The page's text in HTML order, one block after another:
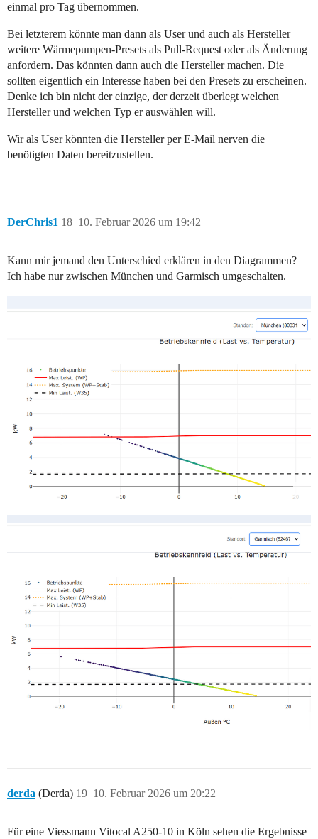
einmal pro Tag übernommen.
Bei letzterem könnte man dann als User und auch als Hersteller
weitere Wärmepumpen-Presets als Pull-Request oder als Änderung
anfordern. Das könnten dann auch die Hersteller machen. Die
sollten eigentlich ein Interesse haben bei den Presets zu erscheinen.
Denke ich bin nicht der einzige, der derzeit überlegt welchen
Hersteller und welchen Typ er auswählen will.
Wir als User könnten die Hersteller per E-Mail nerven die
benötigten Daten bereitzustellen.
DerChris1 10. Februar 2026 um 19:42
18
Kann mir jemand den Unterschied erklären in den Diagrammen?
Ich habe nur zwischen München und Garmisch umgeschalten.
derda (Derda) 10. Februar 2026 um 20:22
19
Für eine Viessmann Vitocal A250-10 in Köln sehen die Ergebnisse